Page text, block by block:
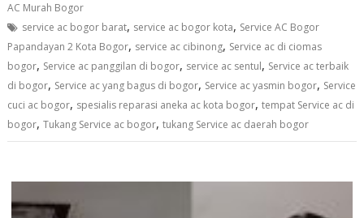
AC Murah Bogor
service ac bogor barat, service ac bogor kota, Service AC Bogor
Papandayan 2 Kota Bogor, service ac cibinong, Service ac di ciomas
bogor, Service ac panggilan di bogor, service ac sentul, Service ac terbaik
di bogor, Service ac yang bagus di bogor, Service ac yasmin bogor, Service
cuci ac bogor, spesialis reparasi aneka ac kota bogor,tempat Service ac di
bogor,Tukang Service ac bogor,tukang Service ac daerah bogor